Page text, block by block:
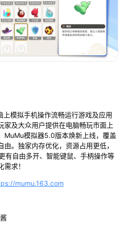
模拟手机操作流畅运行游戏及应用
家及大众用户提供在电脑畅玩市面上
MuMu模拟器5.0版本焕新上线，覆盖
。独家内存优化，资源占用更低，
有自由多开、智能键鼠、手柄操作等
求！
mumu.163.com